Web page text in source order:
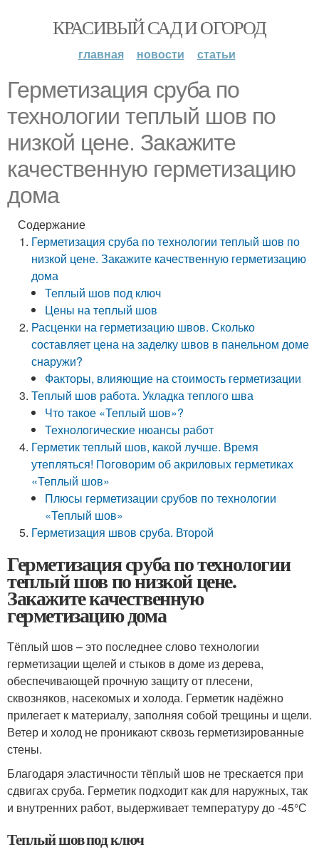
КРАСИВЫЙ САД И ОГОРОД
главная новости статьи
Герметизация сруба по
технологии теплый шов по
низкой цене. Закажите
качественную герметизацию
дома
Содержание
Герметизация сруба по технологии теплый шов по
низкой цене. Закажите качественную герметизацию
дома
Теплый шов под ключ
Цены на теплый шов
Расценки на герметизацию швов. Сколько
составляет цена на заделку швов в панельном доме
снаружи?
Факторы, влияющие на стоимость герметизации
Теплый шов работа. Укладка теплого шва
Что такое «Теплый шов»?
Технологические нюансы работ
Герметик теплый шов, какой лучше. Время
утепляться! Поговорим об акриловых герметиках
«Теплый шов»
Плюсы герметизации срубов по технологии
«Теплый шов»
Герметизация швов сруба. Второй
Герметизация сруба по технологии
теплый шов по низкой цене.
Закажите качественную
герметизацию дома
Тёплый шов – это последнее слово технологии
герметизации щелей и стыков в доме из дерева,
обеспечивающей прочную защиту от плесени,
сквозняков, насекомых и холода. Герметик надёжно
прилегает к материалу, заполняя собой трещины и щели.
Ветер и холод не проникают сквозь герметизированные
стены.
Благодаря эластичности тёплый шов не трескается при
сдвигах сруба. Герметик подходит как для наружных, так
и внутренних работ, выдерживает температуру до -45°С
Теплый шов под ключ